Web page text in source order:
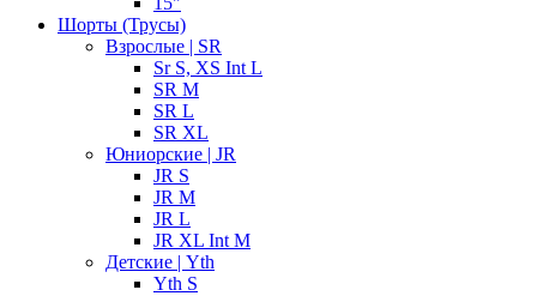
Шорты (Трусы)
Взрослые | SR
Sr S, XS Int L
SR M
SR L
SR XL
Юниорские | JR
JR S
JR M
JR L
JR XL Int M
Детские | Yth
Yth S